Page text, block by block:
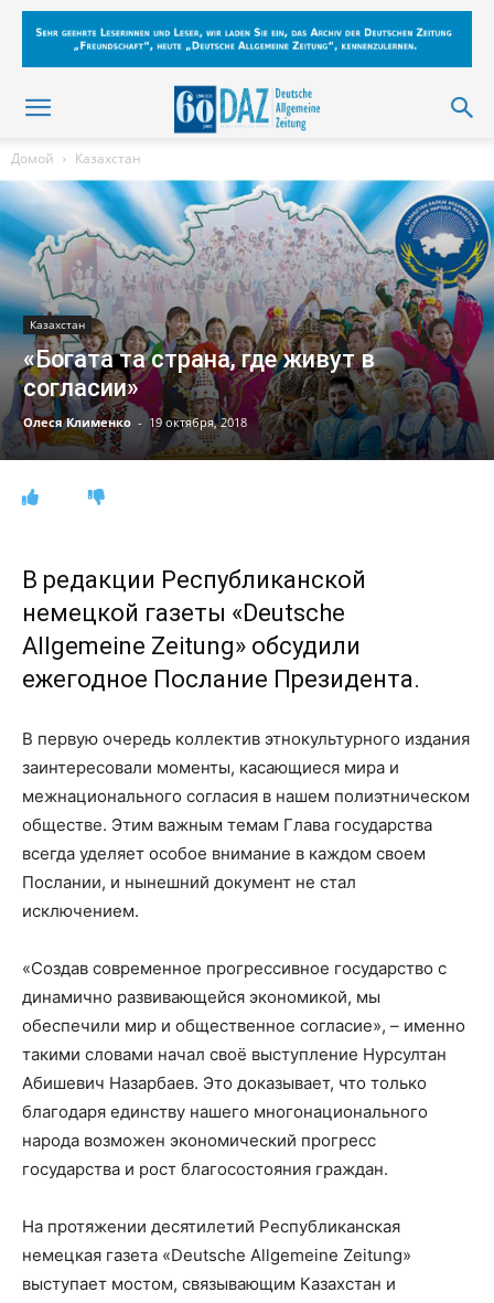
Домой Казахстан
Казахстан
«Богата та страна, где живут в
согласии»
Олеся Клименко - 19 октября, 2018
В редакции Республиканской
немецкой газеты «Deutsche
Allgemeine Zeitung» обсудили
ежегодное Послание Президента.
В первую очередь коллектив этнокультурного издания
заинтересовали моменты, касающиеся мира и
межнационального согласия в нашем полиэтническом
обществе. Этим важным темам Глава государства
всегда уделяет особое внимание в каждом своем
Послании, и нынешний документ не стал
исключением.
«Создав современное прогрессивное государство с
динамично развивающейся экономикой, мы
обеспечили мир и общественное согласие», – именно
такими словами начал своё выступление Нурсултан
Абишевич Назарбаев. Это доказывает, что только
благодаря единству нашего многонационального
народа возможен экономический прогресс
государства и рост благосостояния граждан.
На протяжении десятилетий Республиканская
немецкая газета «Deutsche Allgemeine Zeitung»
выступает мостом, связывающим Казахстан и